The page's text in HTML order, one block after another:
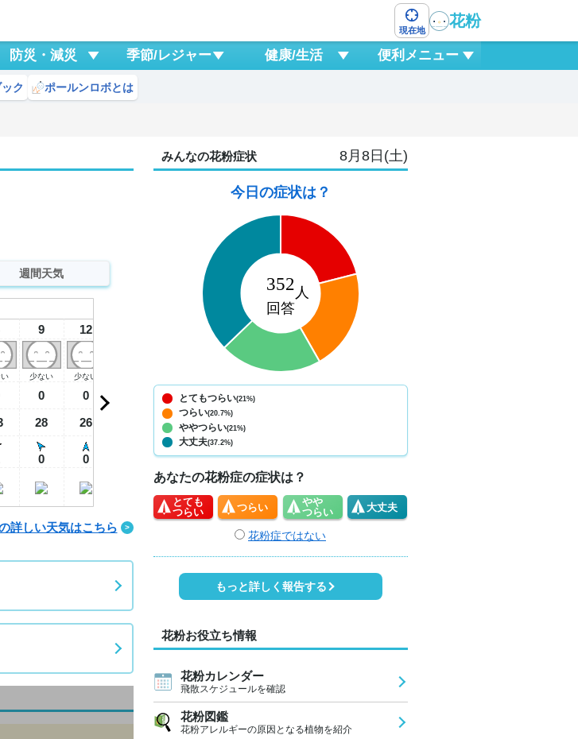
現在地
花粉
防災・減災 季節/レジャー 健康/生活 便利メニュー
ク ポールンロボとは
週間天気
9
少ない
0
28
0
12
少ない
0
26
0
0
24
0
21
0
24
0
月
0
1
3
1
6
2 1
詳しい天気はこちら
みんなの花粉症状 8月8日(土)
今日の症状は？
とてもつらい(21%)
つらい(20.7%)
ややつらい(21%)
大丈夫(37.2%)
あなたの花粉症の症状は？
とても
つらい
つらい
やや
つらい
大丈夫
花粉症ではない
もっと詳しく報告する
花粉お役立ち情報
花粉カレンダー
飛散スケジュールを確認
花粉図鑑
花粉アレルギーの原因となる植物を紹介